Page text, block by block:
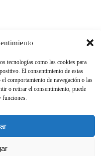
tecnologías como las cookies para
El consentimiento de estas
comportamiento de navegación o las
o retirar el consentimiento, puede
funciones.